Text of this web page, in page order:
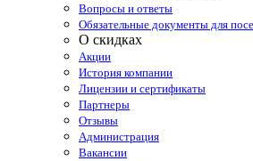
Вопросы и ответы
Обязательные документы для
О скидках
Акции
История компании
Лицензии и сертификаты
Партнеры
Отзывы
Администрация
Вакансии